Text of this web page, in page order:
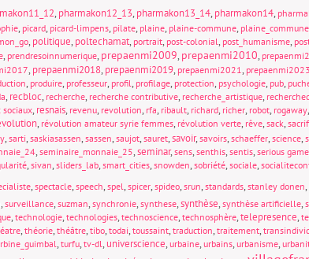
, pharmakon12_13, pharmakon13_14, pharmakon14,
, picard, picard-limpens, pilate, plaine, plaine-commune, plaine_commune
, politique, poltechamat, portrait, post-colonial, post_humanisme,
, prendresoinnumerique, prepaenmi2009, prepaenmi2010,
, prepaenmi2018, prepaenmi2019, prepaenmi2021, prepaenmi2023
, produire, professeur, profil, profilage, protection, psychologie, pub,
, recbloc, recherche, recherche contributive, recherche_artistique,
sociaux, resnais, revenu, revolution, rfa, ribault, richard, richer, robot, rogaway,
, révolution amateur syrie femmes, révolution verte, rêve, sack,
, sarti, saskiasassen, sassen, saujot, sauret,savoir, savoirs, schaeffer, science,
, seminaire_monnaie_25,seminar, sens, senthis, sentis, serious
, sivan, sliders_lab, smart_cities, snowden, sobriété, sociale,
, spectacle, speech, spel, spicer, spideo, srun, standards, stanley donen,
, surveillance, suzman, synchronie, synthese,synthèse, synthèse artificielle,
, technologie, technologies, technoscience, technosphère,telepresence,
, théorie, théâtre, tibo, todai, toussaint, traduction, traitement,
, turfu, tv-dl, universcience, urbaine, urbains, urbanisme,